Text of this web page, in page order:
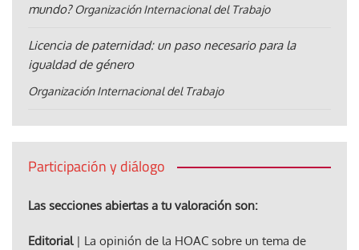
mundo? Organización Internacional del Trabajo
Licencia de paternidad: un paso necesario para la
igualdad de género
Organización Internacional del Trabajo
Participación y diálogo
Las secciones abiertas a tu valoración son:
Editorial| La opinión de la HOAC sobre un tema de